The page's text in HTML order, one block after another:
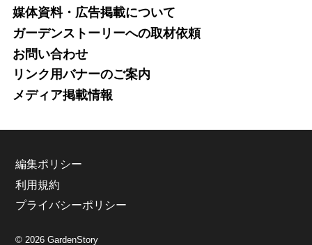
媒体資料・広告掲載について
ガーデンストーリーへの取材依頼
お問い合わせ
リンク用バナーのご案内
メディア掲載情報
編集ポリシー
利用規約
プライバシーポリシー
© 2026 GardenStory